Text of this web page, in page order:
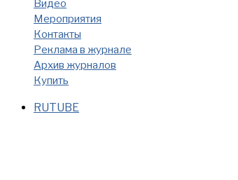
Видео
Мероприятия
Контакты
Реклама в журнале
Архив журналов
Купить
RUTUBE